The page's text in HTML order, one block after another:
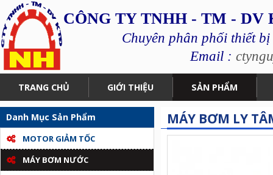
CÔNG TY TNHH - TM -
Chuyên phân phối thiết
Email :
TRANG CHỦ GIỚI THIỆU SẢN PHẨM
Danh Mục Sản Phẩm
MOTOR GIẢM TỐC
MÁY BƠM NƯỚC
MÁY BƠM LY